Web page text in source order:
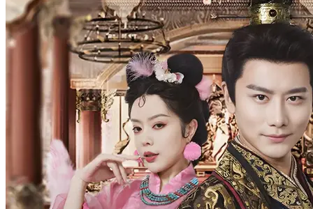
Raja Dewa yang Ditakdirkan
Chapters: 89